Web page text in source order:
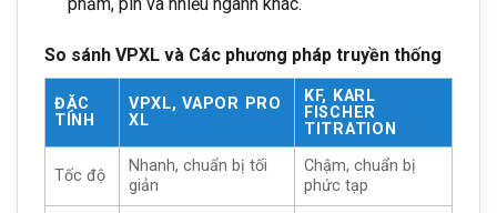
So sánh VPXL và Các phương pháp truyền thống
ĐẶC
TÍNH
VPXL, VAPOR PRO
XL
KF, KARL
FISCHER
TITRATION
Tốc độ
Nhanh, chuẩn bị tối
giản
Chậm, chuẩn bị
phức tạp